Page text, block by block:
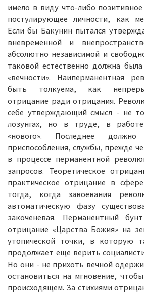
имело в виду что-либо
постулирующее личности, как
Если бы Бакунин пытался
вневременной и
абсолютно независимой и
таковой естественно должна
«вечности». Наиперманентная
быть толкуема, как
отрицание ради отрицания.
себе утверждающий смысл - не
лозунгах, но в труде, в
«нового». Последнее
приспособления, службы, прежде
в процессе перманентной
запросов. Теоретическое
практическое отрицание в
тогда, когда завоевания
автоматическую фазу
закоченевая. Перманентный
отрицание «Царства Божия» на
утопической точки, в которую
продолжает еще верить
Но они - не прихоть вечной
остановиться на мгновение,
происходящем. За стихиями